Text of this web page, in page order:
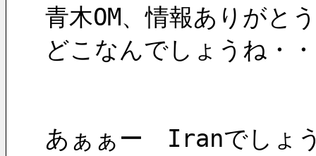
青木OM、情報ありがと
どこなんでしょうね・
あぁぁー　Iranでしょ